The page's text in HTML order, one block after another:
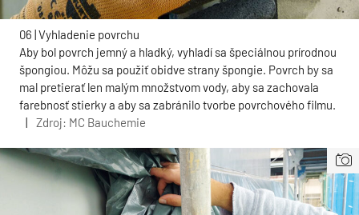
06 | Vyhladenie povrchu
Aby bol povrch jemný a hladký, vyhladí sa špeciálnou prírodnou
špongiou. Môžu sa použiť obidve strany špongie. Povrch by sa
mal pretierať len malým množstvom vody, aby sa zachovala
farebnosť stierky a aby sa zabránilo tvorbe povrchového filmu.
|
Zdroj: MC Bauchemie